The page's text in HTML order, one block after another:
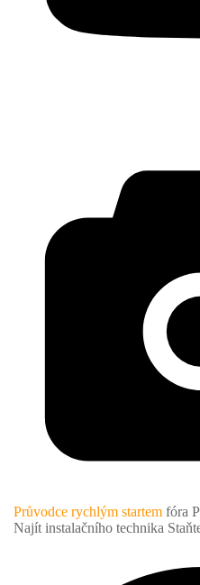
Průvodce rychlým startem fóra
Najít instalačního technika